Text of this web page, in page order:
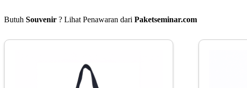
Butuh Souvenir ? Lihat Penawaran dari Paketseminar.com